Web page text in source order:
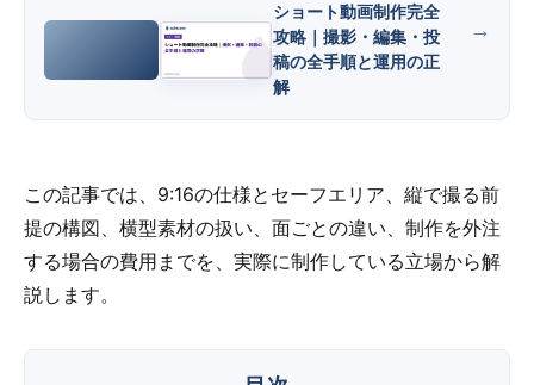
ショート動画制作完全
攻略｜撮影・編集・投
稿の全手順と運用の正
解
この記事では、9:16の仕様とセーフエリア、縦で撮る前
提の構図、横型素材の扱い、面ごとの違い、制作を外注
する場合の費用までを、実際に制作している立場から解
説します。